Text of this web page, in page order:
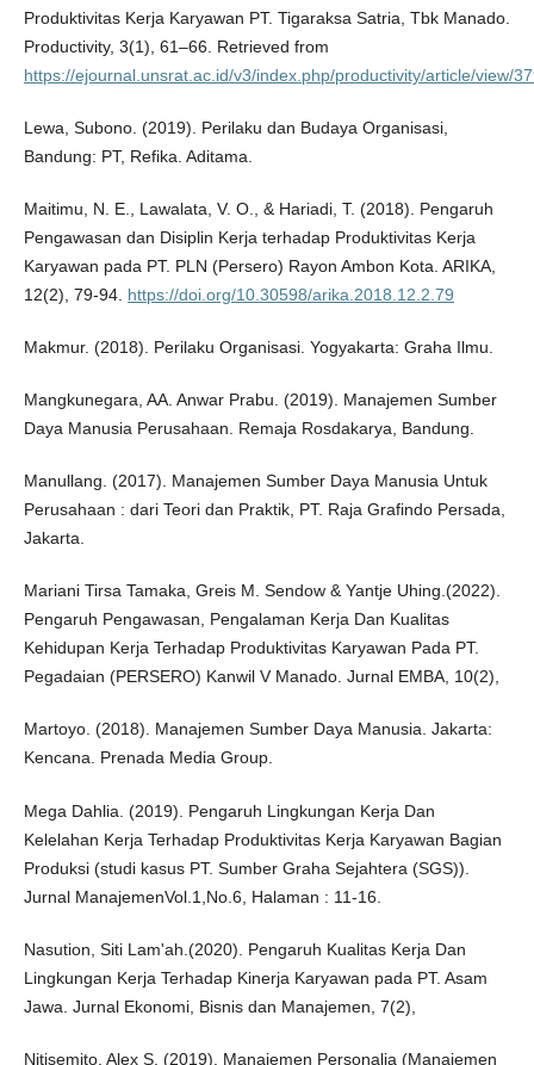
Produktivitas Kerja Karyawan PT. Tigaraksa Satria, Tbk Manado.
Productivity, 3(1), 61–66. Retrieved from
https://ejournal.unsrat.ac.id/v3/index.php/productivity/article/view/
Lewa, Subono. (2019). Perilaku dan Budaya Organisasi,
Bandung: PT, Refika. Aditama.
Maitimu, N. E., Lawalata, V. O., & Hariadi, T. (2018). Pengaruh
Pengawasan dan Disiplin Kerja terhadap Produktivitas Kerja
Karyawan pada PT. PLN (Persero) Rayon Ambon Kota. ARIKA,
12(2), 79-94. https://doi.org/10.30598/arika.2018.12.2.79
Makmur. (2018). Perilaku Organisasi. Yogyakarta: Graha Ilmu.
Mangkunegara, AA. Anwar Prabu. (2019). Manajemen Sumber
Daya Manusia Perusahaan. Remaja Rosdakarya, Bandung.
Manullang. (2017). Manajemen Sumber Daya Manusia Untuk
Perusahaan : dari Teori dan Praktik, PT. Raja Grafindo Persada,
Jakarta.
Mariani Tirsa Tamaka, Greis M. Sendow & Yantje Uhing.(2022).
Pengaruh Pengawasan, Pengalaman Kerja Dan Kualitas
Kehidupan Kerja Terhadap Produktivitas Karyawan Pada PT.
Pegadaian (PERSERO) Kanwil V Manado. Jurnal EMBA, 10(2),
Martoyo. (2018). Manajemen Sumber Daya Manusia. Jakarta:
Kencana. Prenada Media Group.
Mega Dahlia. (2019). Pengaruh Lingkungan Kerja Dan
Kelelahan Kerja Terhadap Produktivitas Kerja Karyawan Bagian
Produksi (studi kasus PT. Sumber Graha Sejahtera (SGS)).
Jurnal ManajemenVol.1,No.6, Halaman : 11-16.
Nasution, Siti Lam'ah.(2020). Pengaruh Kualitas Kerja Dan
Lingkungan Kerja Terhadap Kinerja Karyawan pada PT. Asam
Jawa. Jurnal Ekonomi, Bisnis dan Manajemen, 7(2),
Nitisemito, Alex S. (2019). Manajemen Personalia (Manajemen